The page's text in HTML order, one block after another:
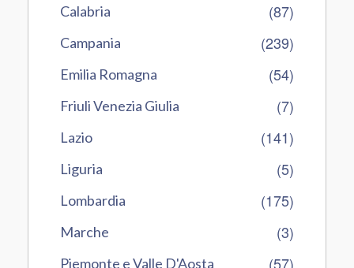
Calabria (87)
Campania (239)
Emilia Romagna (54)
Friuli Venezia Giulia (7)
Lazio (141)
Liguria (5)
Lombardia (175)
Marche (3)
Piemonte e Valle D'Aosta (57)